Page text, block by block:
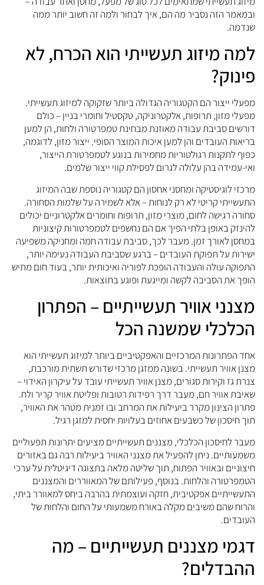
ובמאמר הזה נסביר מה הם, איך לבחור ולמה זה חשוב יותר ממה
שנדמה.
למה מיזוג תעשייתי הוא הכרח, לא
פינוק?
מפעלי ייצור הם הקטגוריה הגדולה ביותר שזקוקה למיזוג תעשייתי.
מפעלי מזון, תרופות, אלקטרוניקה, טקסטיל וחומרי בניין – כולם
דורשים סביבת עבודה מאוזנת מבחינת טמפרטורה ולחות, הן למען
בריאות העובדים והן למען איכות המוצר הסופי. ייצור מזון, לדוגמה,
כפוף לתקנות רגולטוריות מחמירות בנוגע לטמפרטורת הייצור,
ואי-עמידה בהן עלולה לגרום לפסילת קווי ייצור שלמים.
מרכזי לוגיסטיקה ומחסני אחסון הם קטגוריה נוספת שבה המיזוג
התעשייתי קריטי לא רק לנוחות – אלא לשמירה על שלמות הסחורה.
סחורה רגישה לחום, מוצרי מזון, תרופות וחומרים אלקטרוניים יכולים
להינזק באופן בלתי הפיך אם הם נחשפים לטמפרטורות קיצוניות
במחסן לאורך זמן. מעבר לכך, סביבת עבודה חמה ומחניקה משפיעה
ישירות על תפוקת העובדים – ברגע שסביבת העבודה נעימה יותר,
התפוקה עולה והעבודה הופכת לפוריה ואיכותית יותר, בעוד חום מתיש
הופך את הסביבה לקשה ומייגעת ופוגע בתוצאות.
מצנני אוויר תעשייתיים – הפתרון
הכלכלי שמשנה הכל
אחד הפתרונות המרכזיים והאפקטיביים ביותר למיזוג תעשייתי הוא
מצנן אוויר תעשייתי. בשונה ממזגן מרכזי שדורש תשתית מורכבת,
צנרת גז וקירות סגורים, מצנן אוויר תעשייתי עובד על עיקרון האידוי –
שאיבת אוויר חם, מעבר דרך רפידות רטובות ופליטת אוויר קריר ולח.
פתרון הצינון מקרר ביעילות את המרחב ובו זמנית מטהר את האוויר,
תוך חיסכון של כשבעים אחוזים בעלויות יחסית למזגן רגיל.
מעבר לחיסכון הכלכלי, מצננים תעשייתיים מציעים יתרונות תפעוליים
משמעותיים. ניתן להפעיל את מצנני האוויר ביעילות רבה גם באזורים
חיצוניים ובאוויר הפתוח, תוך שליטה מלאה בתצוגה דיגיטלית על ערכי
הטמפרטורה והלחות. בנוסף, פעילותם של המאווררים והמצננים
התעשייתיים אפקטיבית, חזקה ועוצמתית בהרבה ביחס למאוורר ביתי,
והרוח שהם משיבים מקלה באורח משמעותי על החום והלחות של
העובדים.
דגמי מצננים תעשייתיים – מה
ההבדלים?